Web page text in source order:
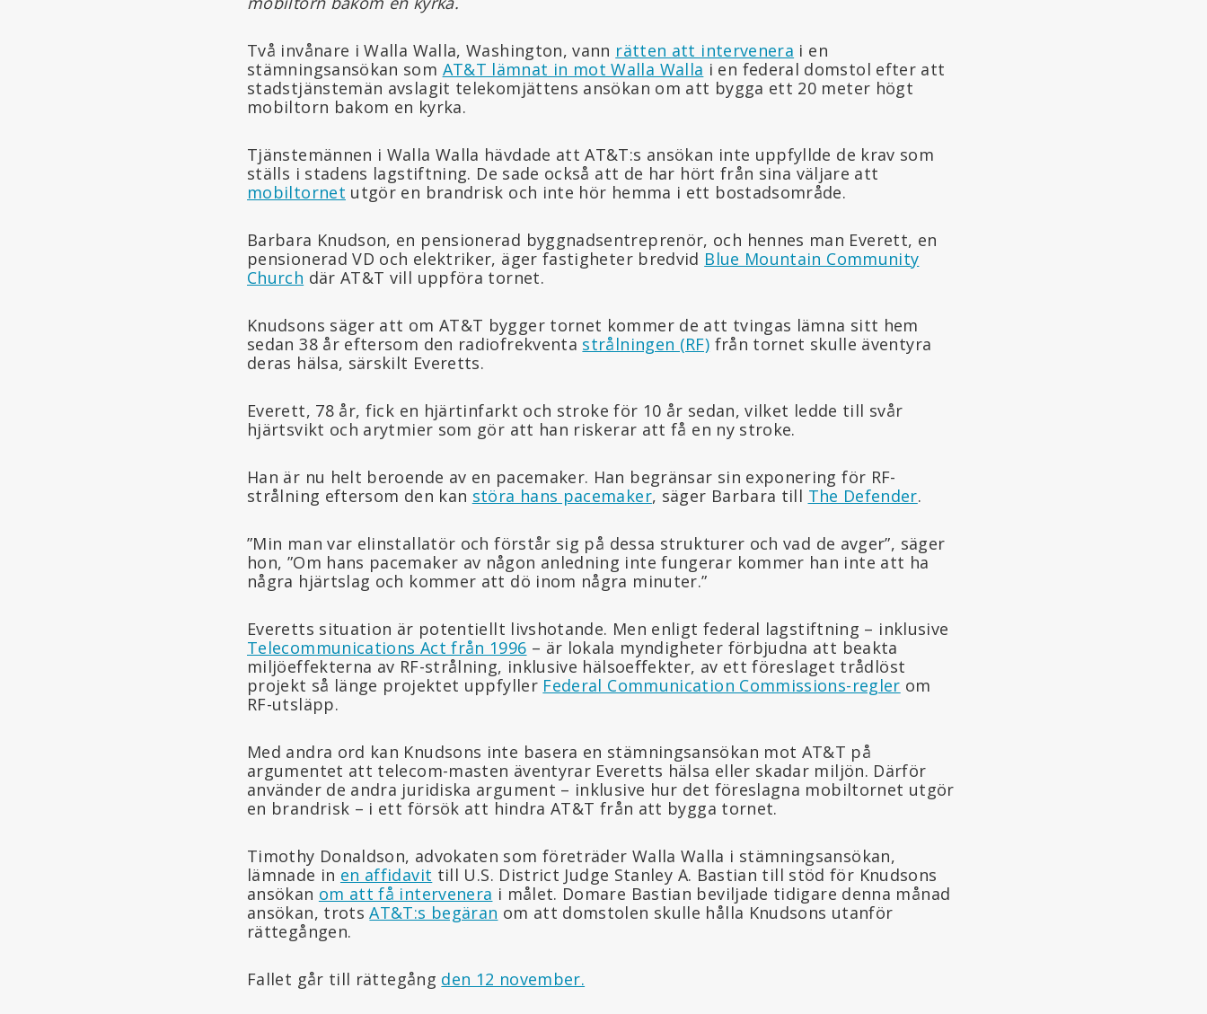
Två invånare i Walla Walla, Washington, vann rätten att intervenera i en
stämningsansökan som AT&T lämnat in mot Walla Walla i en federal domstol efter att
stadstjänstemän avslagit telekomjättens ansökan om att bygga ett 20 meter högt
mobiltorn bakom en kyrka.
Tjänstemännen i Walla Walla hävdade att AT&T:s ansökan inte uppfyllde de krav som
ställs i stadens lagstiftning. De sade också att de har hört från sina väljare att
mobiltornet utgör en brandrisk och inte hör hemma i ett bostadsområde.
Barbara Knudson, en pensionerad byggnadsentreprenör, och hennes man Everett, en
pensionerad VD och elektriker, äger fastigheter bredvid Blue Mountain Community
Church där AT&T vill uppföra tornet.
Knudsons säger att om AT&T bygger tornet kommer de att tvingas lämna sitt hem
sedan 38 år eftersom den radiofrekventa strålningen (RF) från tornet skulle äventyra
deras hälsa, särskilt Everetts.
Everett, 78 år, fick en hjärtinfarkt och stroke för 10 år sedan, vilket ledde till svår
hjärtsvikt och arytmier som gör att han riskerar att få en ny stroke.
Han är nu helt beroende av en pacemaker. Han begränsar sin exponering för RF-
strålning eftersom den kan störa hans pacemaker, säger Barbara till The Defender.
”Min man var elinstallatör och förstår sig på dessa strukturer och vad de avger”, säger
hon, ”Om hans pacemaker av någon anledning inte fungerar kommer han inte att ha
några hjärtslag och kommer att dö inom några minuter.”
Everetts situation är potentiellt livshotande. Men enligt federal lagstiftning – inklusive
Telecommunications Act från 1996 – är lokala myndigheter förbjudna att beakta
miljöeffekterna av RF-strålning, inklusive hälsoeffekter, av ett föreslaget trådlöst
projekt så länge projektet uppfyller Federal Communication Commissions-regler om
RF-utsläpp.
Med andra ord kan Knudsons inte basera en stämningsansökan mot AT&T på
argumentet att telecom-masten äventyrar Everetts hälsa eller skadar miljön. Därför
använder de andra juridiska argument – inklusive hur det föreslagna mobiltornet utgör
en brandrisk – i ett försök att hindra AT&T från att bygga tornet.
Timothy Donaldson, advokaten som företräder Walla Walla i stämningsansökan,
lämnade in en affidavit till U.S. District Judge Stanley A. Bastian till stöd för Knudsons
ansökan om att få intervenera i målet. Domare Bastian beviljade tidigare denna månad
ansökan, trotsAT&T:s begäran om att domstolen skulle hålla Knudsons utanför
rättegången.
Fallet går till rättegång den 12 november.